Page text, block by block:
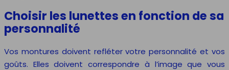
Choisir les lunettes en fonction de sa
personnalité
Vos montures doivent refléter votre personnalité et vos
goûts. Elles doivent correspondre à l’image que vous